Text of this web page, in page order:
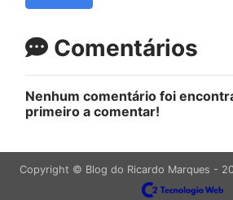
Comentários
Nenhum comentário foi
primeiro a comentar!
Copyright © Blog do Ricardo Marques -